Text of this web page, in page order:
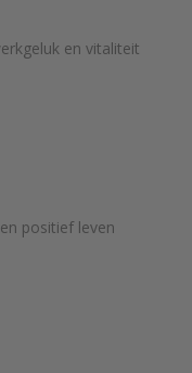
en vitaliteit
positief leven